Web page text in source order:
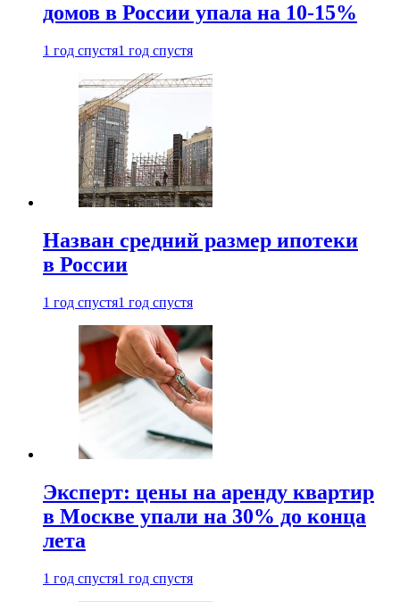
домов в России упала на 10-15%
1 год спустя1 год спустя
Назван средний размер ипотеки
в России
1 год спустя1 год спустя
Эксперт: цены на аренду квартир
в Москве упали на 30% до конца
лета
1 год спустя1 год спустя